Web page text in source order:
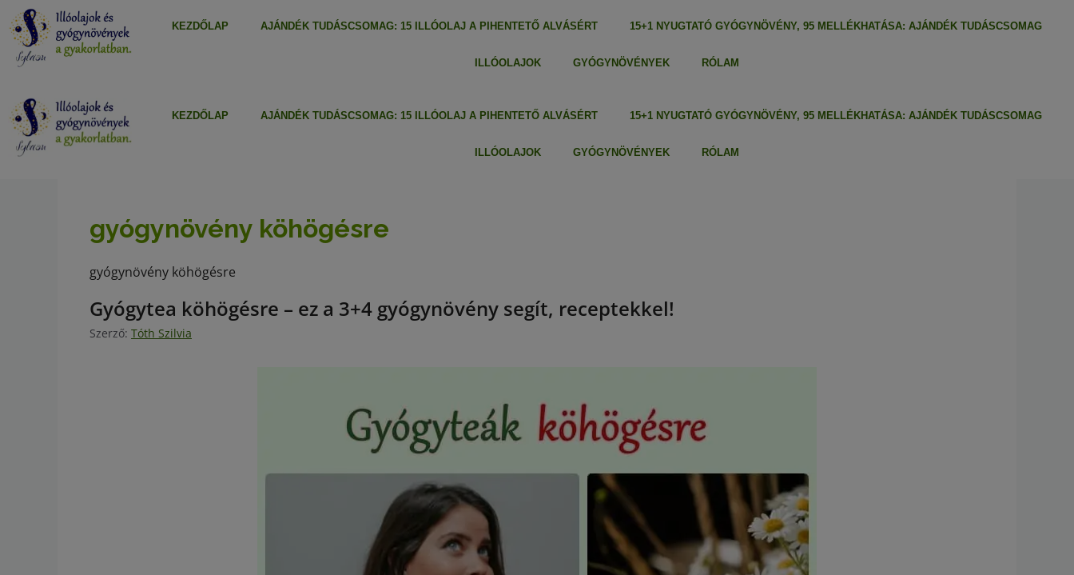
KEZDŐLAP AJÁNDÉK TUDÁSCSOMAG: 15 ILLÓOLAJ A PIHENTETŐ ALVÁSÉRT 15+1 NYUGTATÓ GYÓGYNÖVÉNY, 95 MELLÉKHATÁSA: AJÁNDÉK TUDÁSCSOMAG
ILLÓOLAJOK GYÓGYNÖVÉNYEK RÓLAM
KEZDŐLAP AJÁNDÉK TUDÁSCSOMAG: 15 ILLÓOLAJ A PIHENTETŐ ALVÁSÉRT 15+1 NYUGTATÓ GYÓGYNÖVÉNY, 95 MELLÉKHATÁSA: AJÁNDÉK TUDÁSCSOMAG
ILLÓOLAJOK GYÓGYNÖVÉNYEK RÓLAM
gyógynövény köhögésre
gyógynövény köhögésre
Gyógytea köhögésre – ez a 3+4 gyógynövény segít, receptekkel!
Szerző: Tóth Szilvia